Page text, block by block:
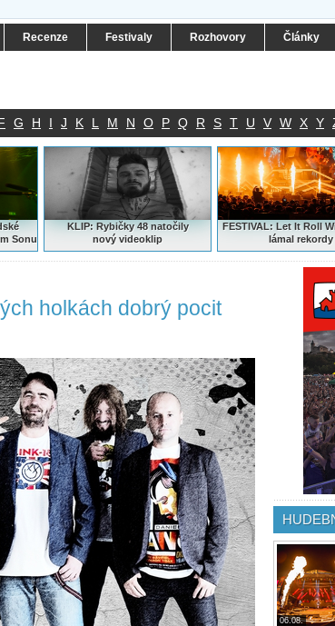
Recenze Festivaly Rozhovory Články
G H I J K L M N O P Q R S T U V W X Y
Sonu
KLIP: Rybičky 48 natočily
nový videoklip
FESTIVAL: Let It Roll
lámal rekordy
holkách dobrý pocit
06.08.